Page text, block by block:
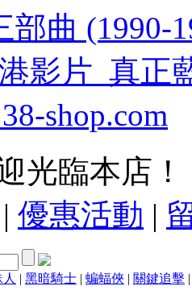
光臨本店！
| 優惠活動 |
| 黑暗騎士 | 蝙蝠俠 | 關鍵追擊